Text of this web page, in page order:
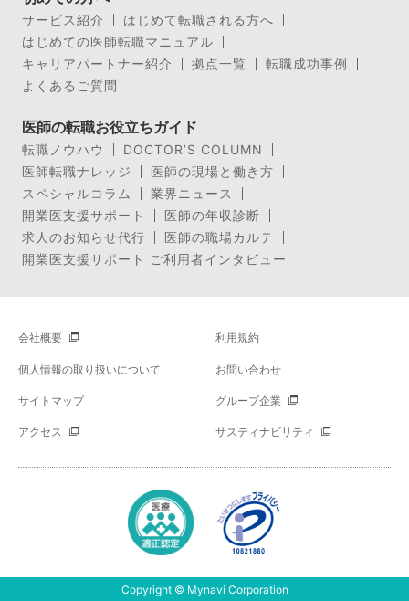
サービス紹介
はじめて転職される方へ
はじめての医師転職マニュアル
キャリアパートナー紹介
拠点一覧
転職成功事例
よくあるご質問
医師の転職お役立ちガイド
転職ノウハウ
DOCTOR’S COLUMN
医師転職ナレッジ
医師の現場と働き方
スペシャルコラム
業界ニュース
開業医支援サポート
医師の年収診断
求人のお知らせ代行
医師の職場カルテ
開業医支援サポート ご利用者インタビュー
会社概要 利用規約
個人情報の取り扱いについて お問い合わせ
サイトマップ グループ企業
アクセス サスティナビリティ
Copyright © Mynavi Corporation